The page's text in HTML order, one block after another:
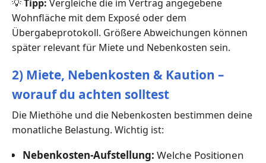
💡Tipp: Vergleiche die im Vertrag angegebene
Wohnfläche mit dem Exposé oder dem
Übergabeprotokoll. Größere Abweichungen können
später relevant für Miete und Nebenkosten sein.
2) Miete, Nebenkosten & Kaution –
worauf du achten solltest
Die Miethöhe und die Nebenkosten bestimmen deine
monatliche Belastung. Wichtig ist:
Nebenkosten-Aufstellung: Welche Positionen